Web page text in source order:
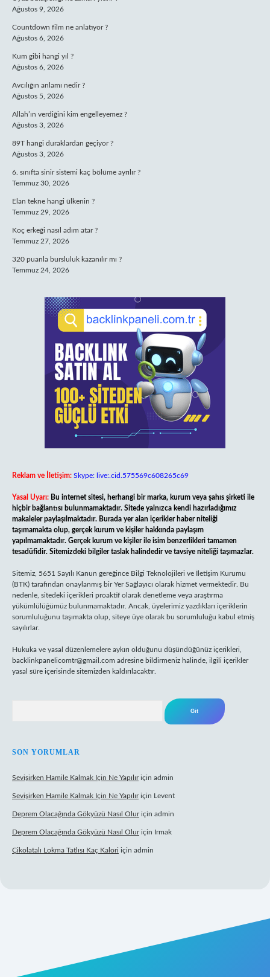
Ağustos 9, 2026
Countdown film ne anlatıyor ?
Ağustos 6, 2026
Kum gibi hangi yıl ?
Ağustos 6, 2026
Avcılığın anlamı nedir ?
Ağustos 5, 2026
Allah’ın verdiğini kim engelleyemez ?
Ağustos 3, 2026
89T hangi duraklardan geçiyor ?
Ağustos 3, 2026
6. sınıfta sinir sistemi kaç bölüme ayrılır ?
Temmuz 30, 2026
Elan tekne hangi ülkenin ?
Temmuz 29, 2026
Koç erkeği nasıl adım atar ?
Temmuz 27, 2026
320 puanla bursluluk kazanılır mı ?
Temmuz 24, 2026
Reklam ve İletişim: Skype: live:.cid.575569c608265c69
Yasal Uyarı: Bu internet sitesi, herhangi bir marka, kurum veya şahıs şirketi ile
hiçbir bağlantısı bulunmamaktadır. Sitede yalnızca kendi hazırladığımız
makaleler paylaşılmaktadır. Burada yer alan içerikler haber niteliği
taşımamakta olup, gerçek kurum ve kişiler hakkında paylaşım
yapılmamaktadır. Gerçek kurum ve kişiler ile isim benzerlikleri tamamen
tesadüfidir. Sitemizdeki bilgiler taslak halindedir ve tavsiye niteliği taşımazlar.
Sitemiz, 5651 Sayılı Kanun gereğince Bilgi Teknolojileri ve İletişim Kurumu
(BTK) tarafından onaylanmış bir Yer Sağlayıcı olarak hizmet vermektedir. Bu
nedenle, sitedeki içerikleri proaktif olarak denetleme veya araştırma
yükümlülüğümüz bulunmamaktadır. Ancak, üyelerimiz yazdıkları içeriklerin
sorumluluğunu taşımakta olup, siteye üye olarak bu sorumluluğu kabul etmiş
sayılırlar.
Hukuka ve yasal düzenlemelere aykırı olduğunu düşündüğünüz içerikleri,
backlinkpanelicomtr@gmail.com adresine bildirmeniz halinde, ilgili içerikler
yasal süre içerisinde sitemizden kaldırılacaktır.
SON YORUMLAR
Sevişirken Hamile Kalmak Için Ne Yapılıriçin admin
Sevişirken Hamile Kalmak Için Ne Yapılıriçin Levent
Deprem Olacağında Gökyüzü Nasıl Oluriçin admin
Deprem Olacağında Gökyüzü Nasıl Oluriçin Irmak
Çikolatalı Lokma Tatlısı Kaç Kalori için admin